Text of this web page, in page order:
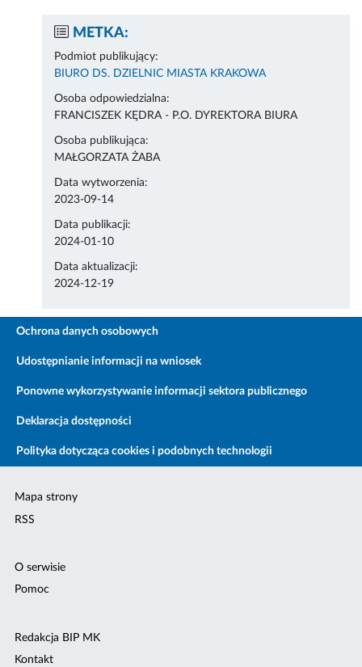
METKA:
Podmiot publikujący:
BIURO DS. DZIELNIC MIASTA KRAKOWA
Osoba odpowiedzialna:
FRANCISZEK KĘDRA - P.O. DYREKTORA BIURA
Osoba publikująca:
MAŁGORZATA ŻABA
Data wytworzenia:
2023-09-14
Data publikacji:
2024-01-10
Data aktualizacji:
2024-12-19
Ochrona danych osobowych
Udostępnianie informacji na wniosek
Ponowne wykorzystywanie informacji sektora publicznego
Deklaracja dostępności
Polityka dotycząca cookies i podobnych technologii
Mapa strony
RSS
O serwisie
Pomoc
Redakcja BIP MK
Kontakt